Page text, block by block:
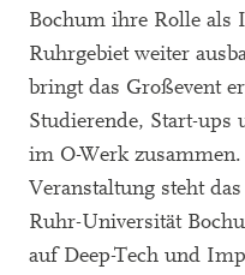
Bochum ihre Rolle als
Ruhrgebiet weiter
bringt das Großevent
Studierende, Start-ups
im O-Werk
Veranstaltung steht
Ruhr-Universität
auf Deep-Tech und